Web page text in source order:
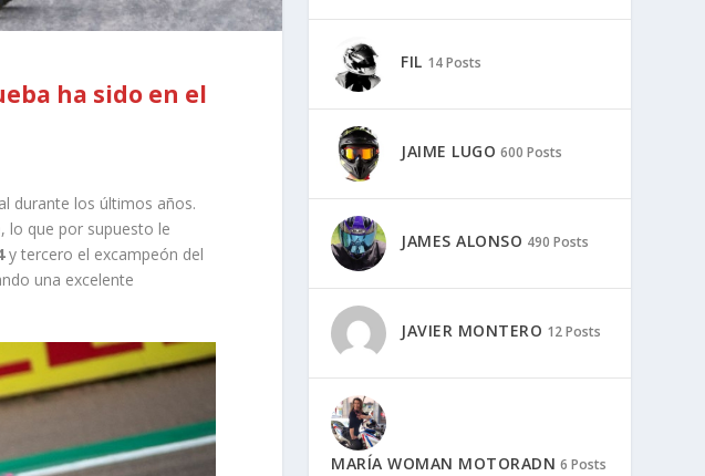
ha sido en el
durante los últimos años.
, lo que por supuesto le
y tercero el excampeón del
una excelente
FIL 14 Posts
JAIME LUGO 600 Posts
JAMES ALONSO 490 Posts
JAVIER MONTERO 12 Posts
MARÍA WOMAN MOTORADN 6 Posts